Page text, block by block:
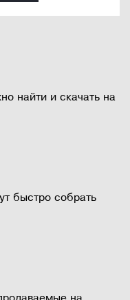
найти и скачать на
быстро собрать